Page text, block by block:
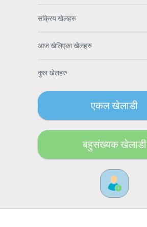
सक्रिय खेलहरु
आज खेलिएका खेलहरु
कुल खेलहरु
एकल खेलाडी
बहुसंख्यक खेलाडी